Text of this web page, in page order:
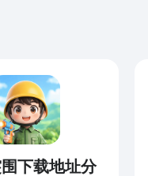
下载地址分